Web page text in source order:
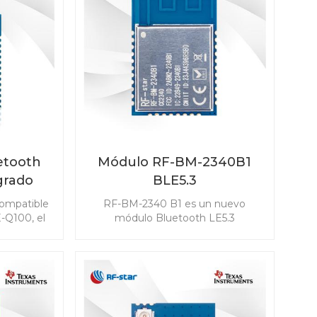
Q100, el
incluido
pasiva
Módulo RF-BM-2340B1
BLE5.3
RF-BM-2340 B1 es un nuevo
módulo Bluetooth LE5.3
aplicación de forma fácil y rápida.
También es compatible con ZigBee
3.0, que hace posible la